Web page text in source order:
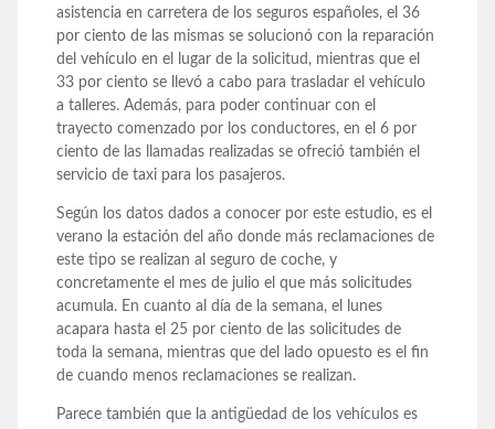
asistencia en carretera de los seguros españoles, el 36
por ciento de las mismas se solucionó con la reparación
del vehículo en el lugar de la solicitud, mientras que el
33 por ciento se llevó a cabo para trasladar el vehículo
a talleres. Además, para poder continuar con el
trayecto comenzado por los conductores, en el 6 por
ciento de las llamadas realizadas se ofreció también el
servicio de taxi para los pasajeros.
Según los datos dados a conocer por este estudio, es el
verano la estación del año donde más reclamaciones de
este tipo se realizan al seguro de coche, y
concretamente el mes de julio el que más solicitudes
acumula. En cuanto al día de la semana, el lunes
acapara hasta el 25 por ciento de las solicitudes de
toda la semana, mientras que del lado opuesto es el fin
de cuando menos reclamaciones se realizan.
Parece también que la antigüedad de los vehículos es